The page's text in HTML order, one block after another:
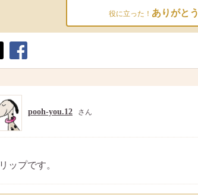
役に立った！ ありがとう
ア
pooh-you.12 さん
リップです。